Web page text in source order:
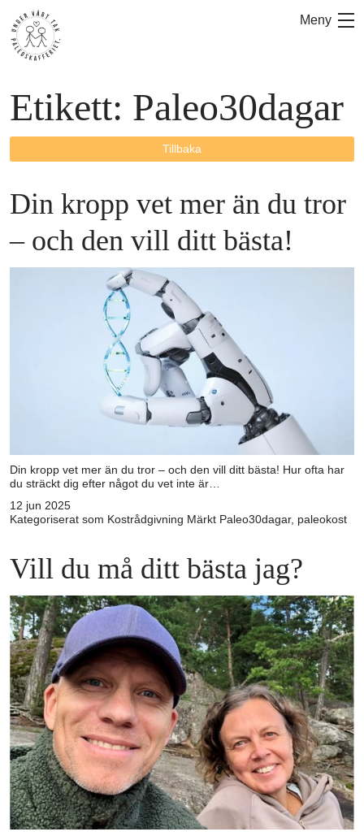
innehåll
Meny
Etikett: Paleo30dagar
Tillbaka
Din kropp vet mer än du tror
– och den vill ditt bästa!
Din kropp vet mer än du tror – och den vill ditt bästa! Hur ofta har
du sträckt dig efter något du vet inte är…
12 jun 2025
Kategoriserat som Kostrådgivning Märkt Paleo30dagar, paleokost
Vill du må ditt bästa jag?